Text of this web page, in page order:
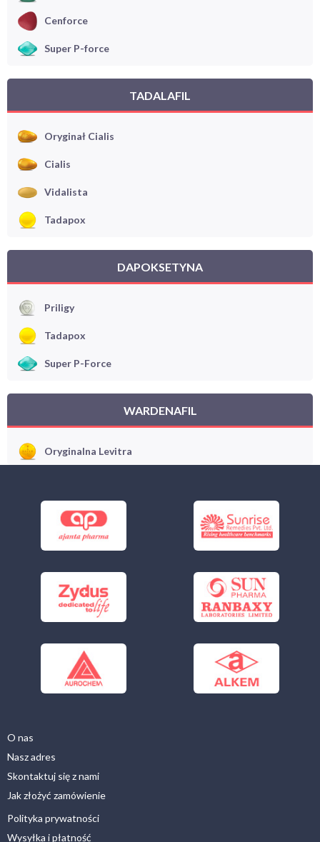
Cenforce
Super P-force
TADALAFIL
Oryginał Cialis
Cialis
Vidalista
Tadapox
DAPOKSETYNA
Priligy
Tadapox
Super P-Force
WARDENAFIL
Oryginalna Levitra
O nas
Nasz adres
Skontaktuj się z nami
Jak złożyć zamówienie
Polityka prywatności
Wysyłka i płatność